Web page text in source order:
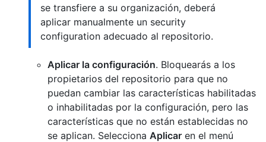
se transfiere a su organización, deberá
aplicar manualmente un security
configuration adecuado al repositorio.
Aplicar la configuración. Bloquearás a los
propietarios del repositorio para que no
puedan cambiar las características habilitadas
o inhabilitadas por la configuración, pero las
características que no están establecidas no
se aplican. Selecciona Aplicar en el menú